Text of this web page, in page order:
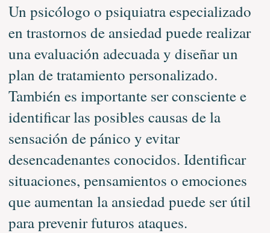
Un psicólogo o psiquiatra especializado
en trastornos de ansiedad puede realizar
una evaluación adecuada y diseñar un
plan de tratamiento personalizado.
También es importante ser consciente e
identificar las posibles causas de la
sensación de pánico y evitar
desencadenantes conocidos. Identificar
situaciones, pensamientos o emociones
que aumentan la ansiedad puede ser útil
para prevenir futuros ataques.